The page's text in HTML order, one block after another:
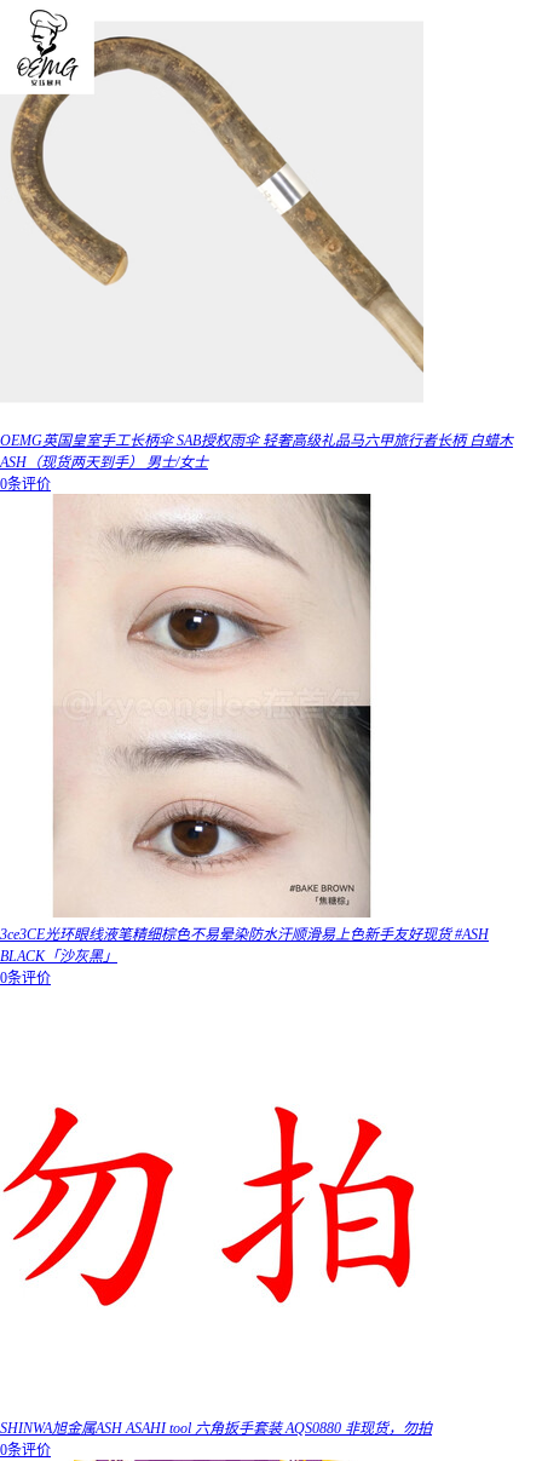
OEMG英国皇室手工长柄伞 SAB授权雨伞 轻奢高级礼品马六甲旅行者长柄 白蜡木
ASH（现货两天到手） 男士/女士
0条评价
3ce3CE光环眼线液笔精细棕色不易晕染防水汗顺滑易上色新手友好现货 #ASH
BLACK「沙灰黑」
0条评价
SHINWA旭金属ASH ASAHI tool 六角扳手套装 AQS0880 非现货，勿拍
0条评价